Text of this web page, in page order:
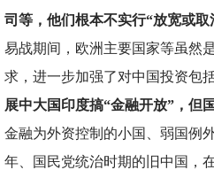
司等，他们根本不实行“放宽或
易战期间，欧洲主要国家等虽然
求，进一步加强了对中国投资包
展中大国印度搞“金融开放”，但
金融为外资控制的小国、弱国例
年、国民党统治时期的旧中国，